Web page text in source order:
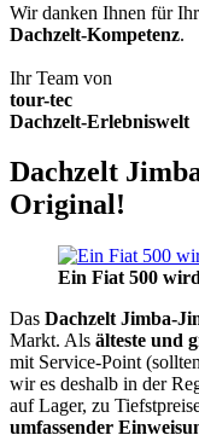
Wir danken Ihnen für
Dachzelt-Kompetenz.
Ihr Team von
tour-tec
Dachzelt-Erlebniswelt
Dachzelt
Original!
Ein Fiat 500
Das Dachzelt Jimba-
Markt. Als älteste und
mit Service-Point
wir es deshalb in der
auf Lager, zu
umfassender